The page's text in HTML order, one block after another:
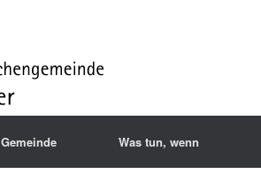
Gemeinde Was tun, wenn